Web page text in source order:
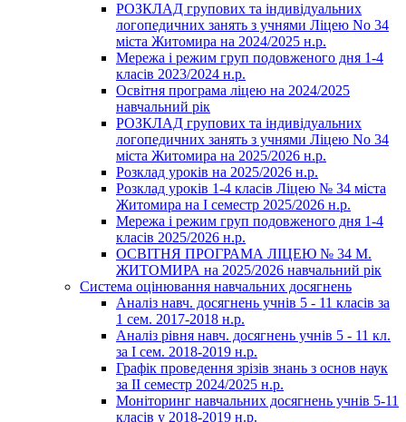
РОЗКЛАД групових та індивідуальних
логопедичних занять з учнями Ліцею No 34
міста Житомира на 2024/2025 н.р.
Мережа і режим груп подовженого дня 1-4
класів 2023/2024 н.р.
Освітня програма ліцею на 2024/2025
навчальний рік
РОЗКЛАД групових та індивідуальних
логопедичних занять з учнями Ліцею No 34
міста Житомира на 2025/2026 н.р.
Розклад уроків на 2025/2026 н.р.
Розклад уроків 1-4 класів Ліцею № 34 міста
Житомира на І семестр 2025/2026 н.р.
Мережа і режим груп подовженого дня 1-4
класів 2025/2026 н.р.
ОСВІТНЯ ПРОГРАМА ЛІЦЕЮ № 34 М.
ЖИТОМИРА на 2025/2026 навчальний рік
Система оцінювання навчальних досягнень
Аналіз навч. досягнень учнів 5 - 11 класів за
1 сем. 2017-2018 н.р.
Аналіз рівня навч. досягнень учнів 5 - 11 кл.
за І сем. 2018-2019 н.р.
Графік проведення зрізів знань з основ наук
за ІІ семестр 2024/2025 н.р.
Моніторинг навчальних досягнень учнів 5-11
класів у 2018-2019 н.р.